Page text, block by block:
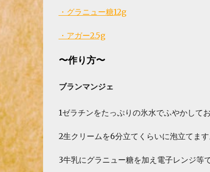
・グラニュー糖12g
・アガー2.5g
〜作り方〜
ブランマンジェ
1ゼラチンをたっぷりの氷水でふやかしてお
2生クリームを6分立てくらいに泡立てま
3牛乳にグラニュー糖を加え電子レンジ等